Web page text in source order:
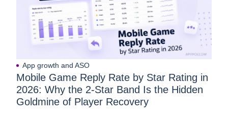
App growth and ASO
Mobile Game Reply Rate by Star Rating in
2026: Why the 2-Star Band Is the Hidden
Goldmine of Player Recovery